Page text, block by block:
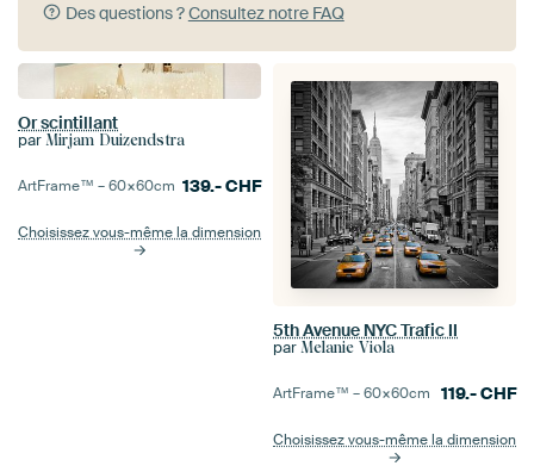
Des questions ?Consultez notre FAQ
Or scintillant
par Mirjam Duizendstra
ArtFrame™ –60×60cm 139.-CHF
Choisissez vous-même la dimension
5th Avenue NYC Trafic II
par Melanie Viola
ArtFrame™ –60×60cm 119.-CHF
Choisissez vous-même la dimension